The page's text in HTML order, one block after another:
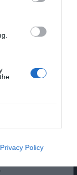
Privacy Policy